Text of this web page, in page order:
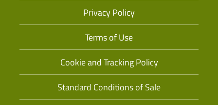
Privacy Policy
Terms of Use
Cookie and Tracking Policy
Standard Conditions of Sale